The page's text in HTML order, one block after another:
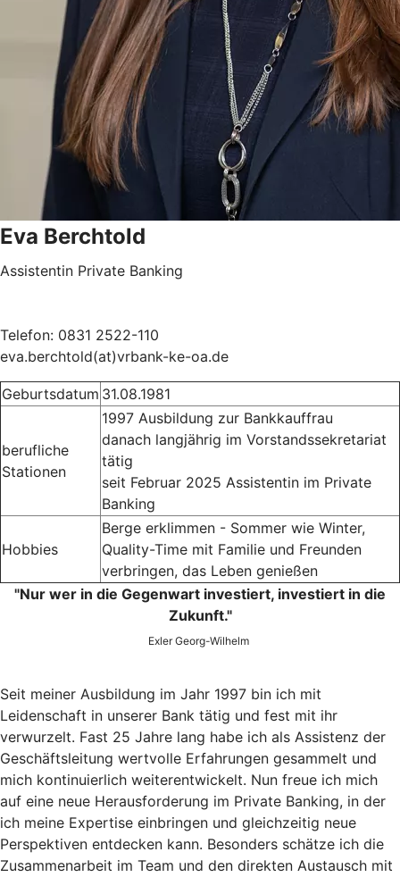
Eva Berchtold
Assistentin Private Banking
Telefon: 0831 2522-110
eva.berchtold(at)vrbank-ke-oa.de
Geburtsdatum 31.08.1981
berufliche
Stationen
1997 Ausbildung zur Bankkauffrau
danach langjährig im Vorstandssekretariat
tätig
seit Februar 2025 Assistentin im Private
Banking
Hobbies
Berge erklimmen - Sommer wie Winter,
Quality-Time mit Familie und Freunden
verbringen, das Leben genießen
"Nur wer in die Gegenwart investiert, investiert in die
Zukunft."
Exler Georg-Wilhelm
Seit meiner Ausbildung im Jahr 1997 bin ich mit
Leidenschaft in unserer Bank tätig und fest mit ihr
verwurzelt. Fast 25 Jahre lang habe ich als Assistenz der
Geschäftsleitung wertvolle Erfahrungen gesammelt und
mich kontinuierlich weiterentwickelt. Nun freue ich mich
auf eine neue Herausforderung im Private Banking, in der
ich meine Expertise einbringen und gleichzeitig neue
Perspektiven entdecken kann. Besonders schätze ich die
Zusammenarbeit im Team und den direkten Austausch mit